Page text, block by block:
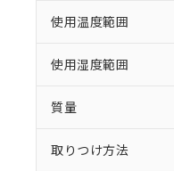
使用温度範囲
使用湿度範囲
質量
取りつけ方法